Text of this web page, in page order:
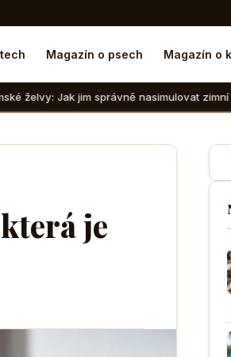
Magazín o psech Magazín o
jim správně nasimulovat zimní spánek v
je